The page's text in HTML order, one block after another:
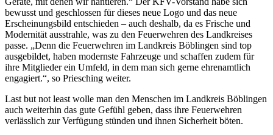
bewusst und geschlossen für dieses neue Logo und das neue
Erscheinungsbild entschieden – auch deshalb, da es Frische und
Modernität ausstrahle, was zu den Feuerwehren des Landkreises
passe. „Denn die Feuerwehren im Landkreis Böblingen sind top
ausgebildet, haben modernste Fahrzeuge und schaffen zudem für
ihre Mitglieder ein Umfeld, in dem man sich gerne ehrenamtlich
engagiert.“, so Priesching weiter.
Last but not least wolle man den Menschen im Landkreis Böblingen
auch weiterhin das gute Gefühl geben, dass ihre Feuerwehren
verlässlich zur Verfügung stünden und ihnen Sicherheit böten.